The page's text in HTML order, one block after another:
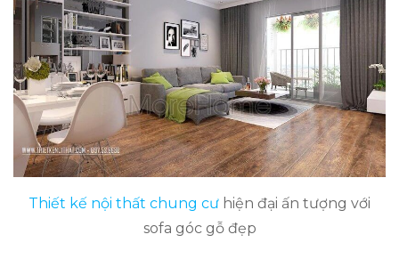
Thiết kế nội thất chung cư hiện đại ấn tượng với
sofa góc gỗ đẹp